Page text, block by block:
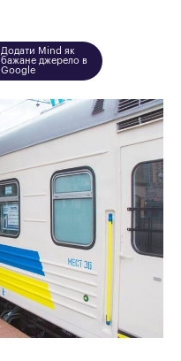
Додати Mind як
бажане джерело в
Google